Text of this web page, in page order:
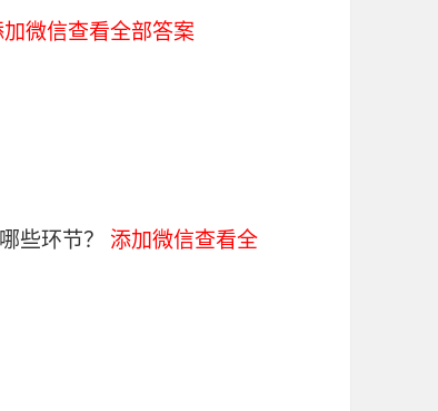
加微信查看全部答案
些环节？ 添加微信查看全